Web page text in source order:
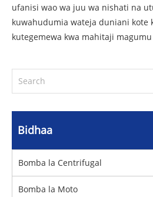
ufanisi wao wa juu wa nishati na
kuwahudumia wateja duniani kote
kutegemewa kwa mahitaji
Bidhaa
Bomba la Centrifugal
Bomba la Moto